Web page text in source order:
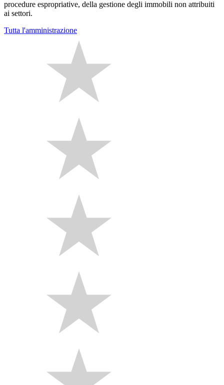
procedure espropriative, della gestione degli immobili non attribuiti
ai settori.
Tutta l'amministrazione